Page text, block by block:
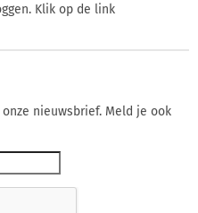
Klik op de link
nieuwsbrief. Meld je ook